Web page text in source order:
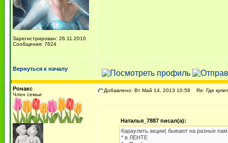
Зарегистрирован: 26.11.2010
Сообщения: 7624
Вернуться к началу
Ронакс
Член семьи
Добавлено: Вт Май 14, 2013 10:58 Re: Где
Наталья_7887 писал(а):
Караулить акции( бывают на разные
* в ЛЕНТЕ